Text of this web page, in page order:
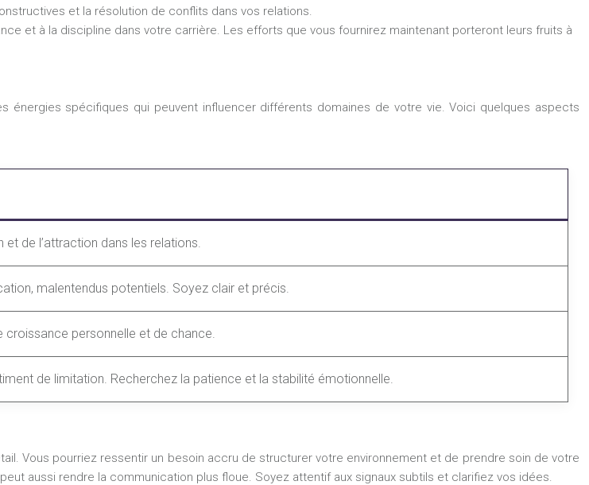
et la résolution de conflits dans vos relations.
et à la discipline dans votre carrière. Les efforts que vous fournirez maintenant porteront leurs fruits à
énergies spécifiques qui peuvent influencer différents domaines de votre vie. Voici quelques aspects
de l’attraction dans les relations.
malentendus potentiels. Soyez clair et précis.
croissance personnelle et de chance.
de limitation. Recherchez la patience et la stabilité émotionnelle.
Vous pourriez ressentir un besoin accru de structurer votre environnement et de prendre soin de votre
aussi rendre la communication plus floue. Soyez attentif aux signaux subtils et clarifiez vos idées.